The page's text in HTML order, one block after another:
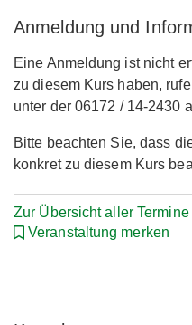
Anmeldung und
Eine Anmeldung ist nicht
zu diesem Kurs haben,
unter der 06172 / 14-2430
Bitte beachten Sie, dass
konkret zu diesem Kurs
Zur Übersicht aller
Veranstaltung merken